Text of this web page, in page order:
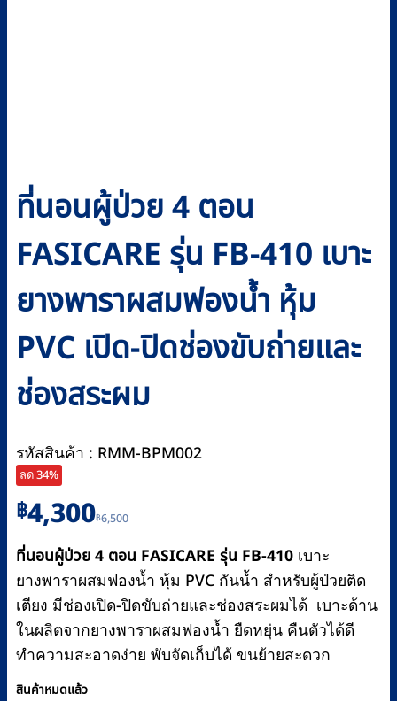
ที่นอนผู้ป่วย 4 ตอน
FASICARE รุ่น FB-410 เบาะ
ยางพาราผสมฟองน้ำ หุ้ม
PVC เปิด-ปิดช่องขับถ่ายและ
ช่องสระผม
รหัสสินค้า : RMM-BPM002
ลด 34%
฿6,500
Original
price
was:
฿6,500.
฿4,300
Current
price
is:
฿4,300.
ที่นอนผู้ป่วย 4 ตอน FASICARE รุ่น FB-410 เบาะ
ยางพาราผสมฟองน้ำ หุ้ม PVC กันน้ำ สำหรับผู้ป่วยติด
เตียง มีช่องเปิด-ปิดขับถ่ายและช่องสระผมได้ เบาะด้าน
ในผลิตจากยางพาราผสมฟองน้ำ ยืดหยุ่น คืนตัวได้ดี
ทำความสะอาดง่าย พับจัดเก็บได้ ขนย้ายสะดวก
สินค้าหมดแล้ว